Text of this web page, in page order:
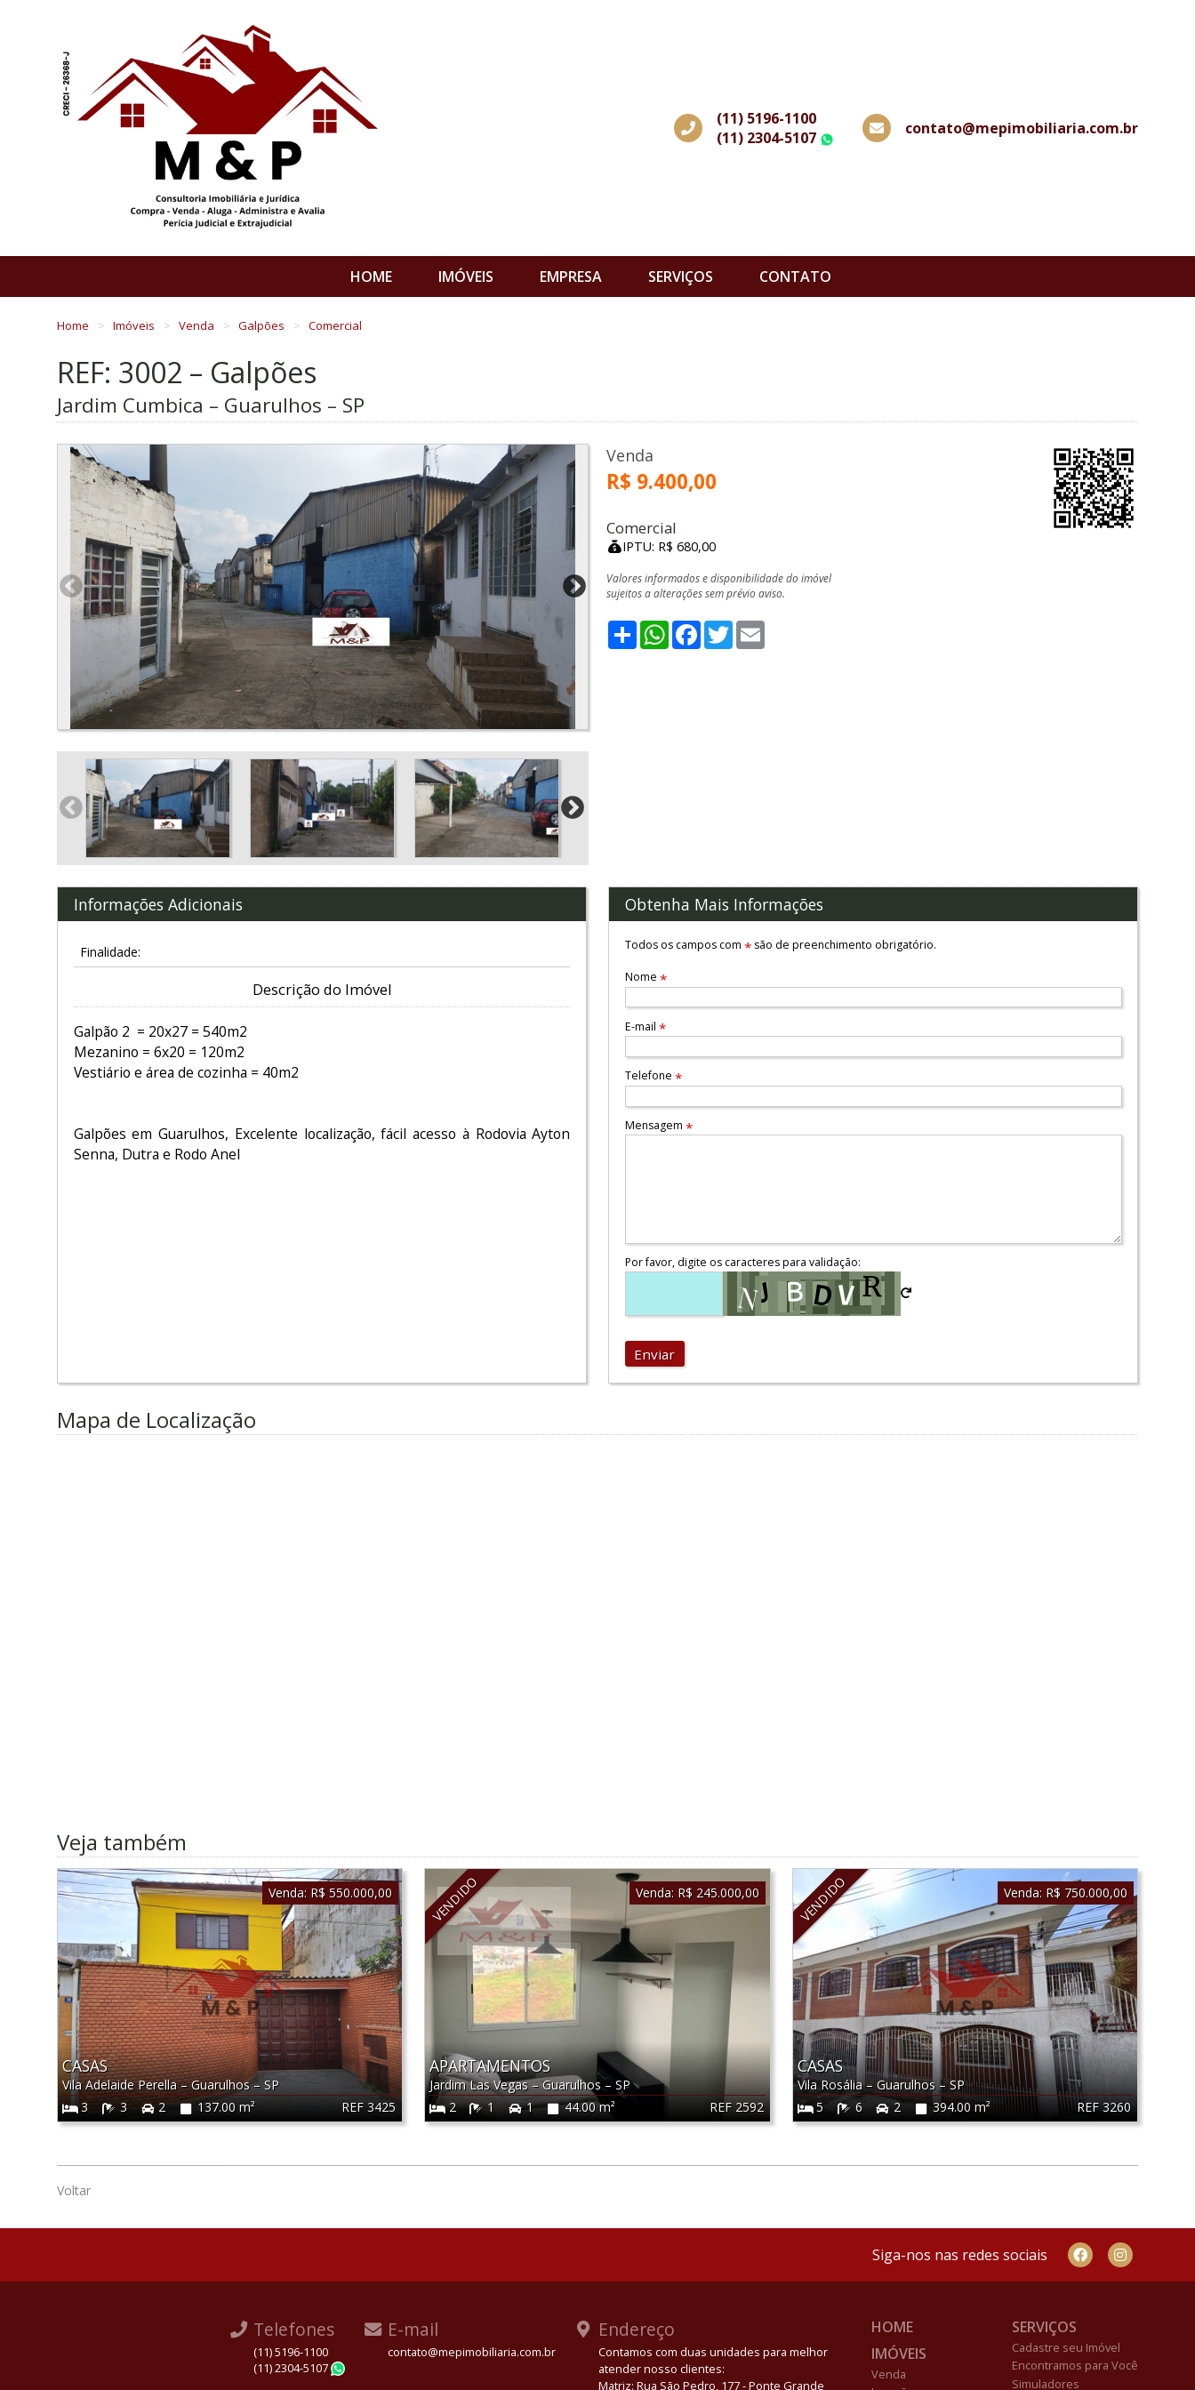
(11) 5196-1100
(11) 2304-5107
WhatsApp
contato@mepimobiliaria.com.br
HOME IMÓVEIS EMPRESA SERVIÇOS CONTATO
Home Imóveis Venda Galpões Comercial
REF: 3002 – Galpões
Jardim Cumbica – Guarulhos – SP
Venda
R$ 9.400,00
Comercial
IPTU: R$ 680,00
Valores informados e disponibilidade do imóvel
sujeitos a alterações sem prévio aviso.
ShareWhatsApp
Facebook
Twitter
Informações Adicionais
Finalidade:
Descrição do Imóvel
Galpão 2 = 20x27 = 540m2
Mezanino = 6x20 = 120m2
Vestiário e área de cozinha = 40m2
Galpões em Guarulhos, Excelente localização, fácil acesso à Rodovia Ayton
Senna, Dutra e Rodo Anel
Obtenha Mais Informações
Todos os campos com *são de preenchimento obrigatório.
Nome *
E-mail *
Telefone *
Mensagem *
Por favor, digite os caracteres para validação:
Enviar
Mapa de Localização
Veja também
REF 3425
CASAS
Vila Adelaide Perella–Guarulhos– SP
3
3 2 137.00 m²
Venda: R$ 550.000,00 VENDIDO
REF 2592
APARTAMENTOS
Jardim Las Vegas–Guarulhos–SP
2
1 1 44.00 m²
Venda: R$ 245.000,00 VENDIDO
REF 3260
CASAS
Vila Rosália– Guarulhos–SP
5
6 2 394.00 m²
Venda: R$ 750.000,00
Voltar
Siga-nos nas redes sociais
Telefones
(11) 5196-1100
(11) 2304-5107
E-mail
contato@mepimobiliaria.com.br
Endereço
Contamos com duas unidades para melhor
atender nosso clientes:
Matriz: Rua São Pedro, 177 - Ponte Grande
HOME
IMÓVEIS
Venda
SERVIÇOS
Cadastre seu Imóvel
Encontramos para Você
Simuladores